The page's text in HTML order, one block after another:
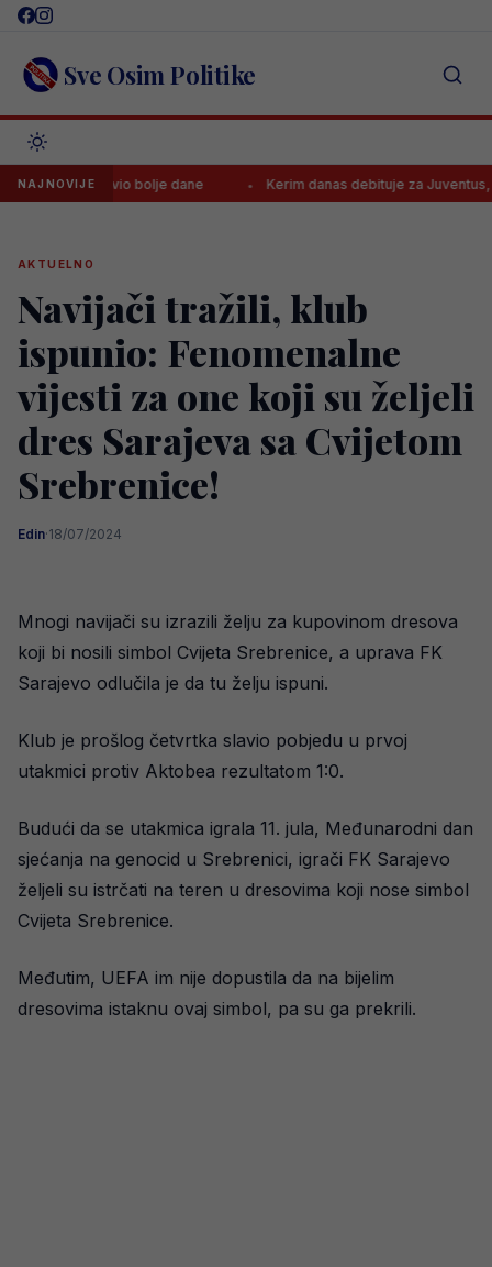
Skip
content Sve Osim Politike
NAJNOVIJE
najavio bolje dane Kerim danas debituje za Juventus, evo gdje
AKTUELNO
Navijači tražili, klub
ispunio: Fenomenalne
vijesti za one koji su željeli
dres Sarajeva sa Cvijetom
Srebrenice!
Edin·18/07/2024
Mnogi navijači su izrazili želju za kupovinom dresova
koji bi nosili simbol Cvijeta Srebrenice, a uprava FK
Sarajevo odlučila je da tu želju ispuni.
Klub je prošlog četvrtka slavio pobjedu u prvoj
utakmici protiv Aktobea rezultatom 1:0.
Budući da se utakmica igrala 11. jula, Međunarodni dan
sjećanja na genocid u Srebrenici, igrači FK Sarajevo
željeli su istrčati na teren u dresovima koji nose simbol
Cvijeta Srebrenice.
Međutim, UEFA im nije dopustila da na bijelim
dresovima istaknu ovaj simbol, pa su ga prekrili.